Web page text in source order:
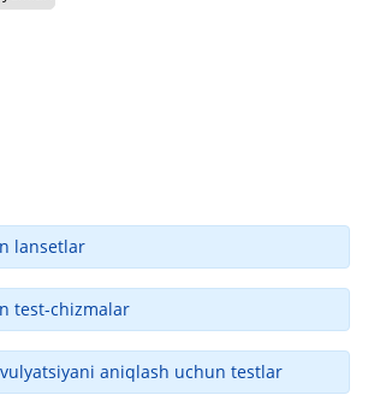
lansetlar
test-chizmalar
aniqlash uchun testlar